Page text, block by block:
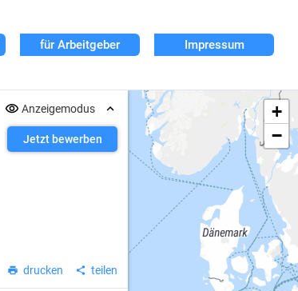
für Arbeitgeber Impressum
Anzeigemodus
Jetzt bewerben
drucken teilen
+
−